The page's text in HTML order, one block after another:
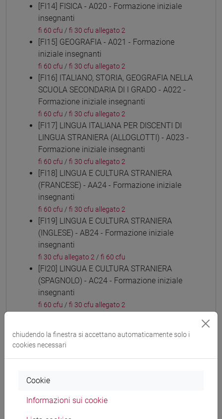
[FI14] FISICA - A020 - Formazione iniziale
insegnanti
fi 60 cfu / fi 30 cfu allegato 2
[FI15] GEOGRAFIA - A021 - Formazione
iniziale insegnanti
fi 60 cfu / fi 30 cfu allegato 2
[FI16] ITALIANO, STORIA, GEOGRAFIA NELLA
SCUOLA SECONDARIA DI I GRADO - A022 -
Formazione iniziale insegnanti
fi 60 cfu / fi 30 cfu allegato 2
[FI17] LINGUA ITALIANA PER DISCENTI DI
LINGUA STRANIERA (ALLOGLOTTI) - A023 -
Formazione iniziale insegnanti
fi 60 cfu / fi 30 cfu allegato 2
[FI18] LINGUA E CULTURA STRANIERA
(FRANCESE) - AA24 - Formazione iniziale
insegnanti
fi 60 cfu / fi 30 cfu allegato 2
[FI19] LINGUA E CULTURA STRANIERA
(INGLESE) - AB24 - Formazione iniziale
insegnanti
fi 30 cfu allegato 2 / fi 60 cfu
[FI20] LINGUA E CULTURA STRANIERA
(SPAGNOLO) - AC24 - Formazione iniziale
insegnanti
fi 60 cfu / fi 30 cfu allegato 2
insegnanti
ISTITUTI DI ISTRUZIONE DI II GRADO (RUSSO)
fi 60 cfu/fi 30 cfu allegato 2
chiudendo la finestra si accettano automaticamente solo i
cookies necessari
Cookie
Informazioni sui cookie